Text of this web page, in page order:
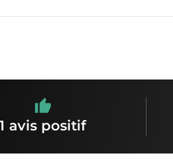
1 avis positif